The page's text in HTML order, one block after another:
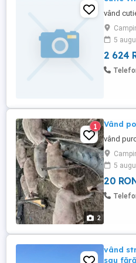
vând
5
2 624
2
1 Vând
vând
5
20
vând
sau fără